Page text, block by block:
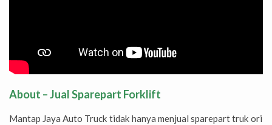
About – Jual Sparepart Forklift
Mantap Jaya Auto Truck tidak hanya menjual sparepart truk ori